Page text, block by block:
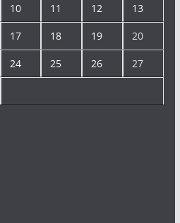
10 11 12 13
17 18 19 20
24 25 26 27